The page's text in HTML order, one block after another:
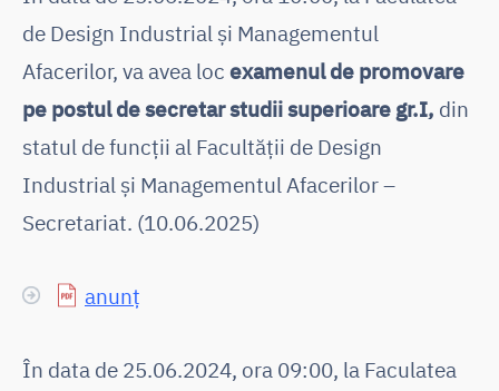
de Design Industrial și Managementul
Afacerilor, va avea loc examenul de promovare
pe postul de secretar studii superioare gr.I, din
statul de funcții al Facultății de Design
Industrial și Managementul Afacerilor –
Secretariat. (10.06.2025)
anunț
În data de 25.06.2024, ora 09:00, la Faculatea